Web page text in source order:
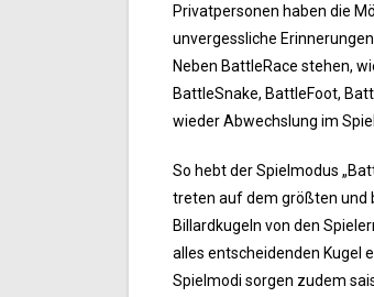
Privatpersonen haben die
unvergessliche
Neben BattleRace stehen,
BattleSnake, BattleFoot,
wieder Abwechslung im Spiel.
So hebt der Spielmodus
treten auf dem größten und
Billardkugeln von den
alles entscheidenden Kugel
Spielmodi sorgen zudem